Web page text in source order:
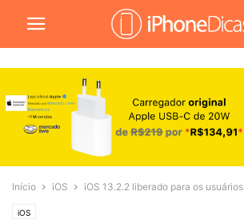
Início iOS iOS 13.2.2 liberado para os usuários
iOS